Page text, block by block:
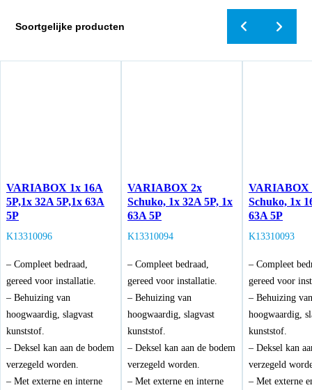
Soortgelijke producten
VARIABOX 1x 16A
5P,1x 32A 5P,1x 63A
5P
K13310096
– Compleet bedraad,
gereed voor installatie.
– Behuizing van
hoogwaardig, slagvast
kunststof.
– Deksel kan aan de bodem
verzegeld worden.
– Met externe en interne
VARIABOX 2x
Schuko, 1x 32A 5P, 1x
63A 5P
K13310094
– Compleet bedraad,
gereed voor installatie.
– Behuizing van
hoogwaardig, slagvast
kunststof.
– Deksel kan aan de bodem
verzegeld worden.
– Met externe en interne
VARIABOX
Schuko, 1x
63A 5P
K13310093
– Compleet
gereed voor
– Behuizing van
hoogwaardig,
kunststof.
– Deksel kan
verzegeld
– Met externe